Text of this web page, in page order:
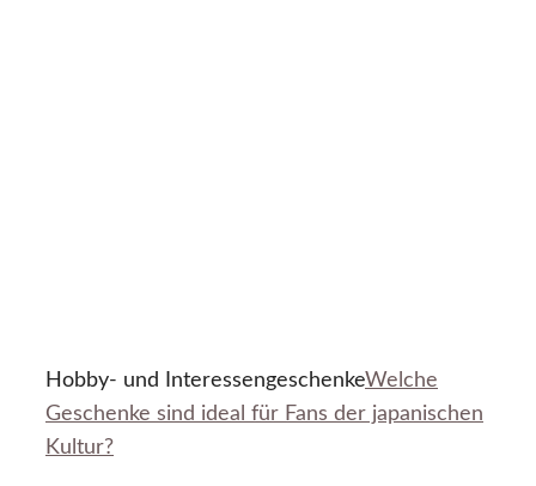
Hobby- und InteressengeschenkeWelche
Geschenke sind ideal für Fans der japanischen
Kultur?